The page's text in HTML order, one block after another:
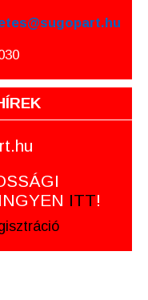
ITT!